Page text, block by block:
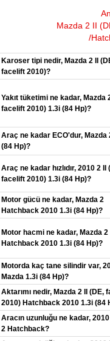
Mazda 2 II
/
Karoser tipi nedir, Mazda 2 II
facelift 2010)?
Yakıt tüketimi ne kadar, Mazda
facelift 2010) 1.3i (84 Hp)?
Araç ne kadar ECO'dur, Mazda
(84 Hp)?
Araç ne kadar hızlıdır, 2010 2 II
facelift 2010) 1.3i (84 Hp)?
Motor gücü ne kadar, Mazda 2
Hatchback 2010 1.3i (84 Hp)?
Motor hacmi ne kadar, Mazda 2
Hatchback 2010 1.3i (84 Hp)?
Motorda kaç tane silindir var,
Mazda 1.3i (84 Hp)?
Aktarımı nedir, Mazda 2 II (DE,
2010) Hatchback 2010 1.3i (84
Aracın uzunluğu ne kadar,
2 Hatchback?